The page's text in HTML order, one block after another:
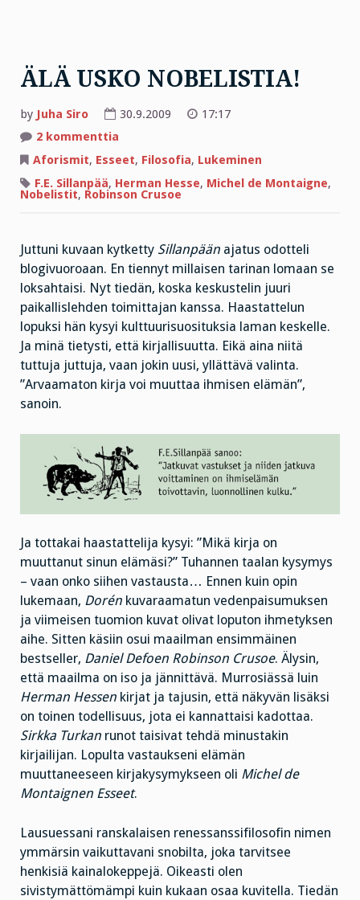
ÄLÄ USKO NOBELISTIA!
by Juha Siro 30.9.2009
17:17
2 kommenttia
USKO
NOBELISTIA!
Aforismit, Esseet, Filosofia, Lukeminen
F.E. Sillanpää, Herman Hesse, Michel de Montaigne,
Nobelistit, Robinson Crusoe
Juttuni kuvaan kytketty Sillanpään ajatus odotteli
blogivuoroaan. En tiennyt millaisen tarinan lomaan se
loksahtaisi. Nyt tiedän, koska keskustelin juuri
paikallislehden toimittajan kanssa. Haastattelun
lopuksi hän kysyi kulttuurisuosituksia laman keskelle.
Ja minä tietysti, että kirjallisuutta. Eikä aina niitä
tuttuja juttuja, vaan jokin uusi, yllättävä valinta.
”Arvaamaton kirja voi muuttaa ihmisen elämän”,
sanoin.
Ja tottakai haastattelija kysyi: ”Mikä kirja on
muuttanut sinun elämäsi?” Tuhannen taalan kysymys
– vaan onko siihen vastausta… Ennen kuin opin
lukemaan, Dorén kuvaraamatun vedenpaisumuksen
ja viimeisen tuomion kuvat olivat loputon ihmetyksen
aihe. Sitten käsiin osui maailman ensimmäinen
bestseller, Daniel Defoen Robinson Crusoe. Älysin,
että maailma on iso ja jännittävä. Murrosiässä luin
Herman Hessen kirjat ja tajusin, että näkyvän lisäksi
on toinen todellisuus, jota ei kannattaisi kadottaa.
Sirkka Turkan runot taisivat tehdä minustakin
kirjailijan. Lopulta vastaukseni elämän
muuttaneeseen kirjakysymykseen oli Michel de
Montaignen Esseet.
Lausuessani ranskalaisen renessanssifilosofin nimen
ymmärsin vaikuttavani snobilta, joka tarvitsee
henkisiä kainalokeppejä. Oikeasti olen
sivistymättömämpi kuin kukaan osaa kuvitella. Tiedän